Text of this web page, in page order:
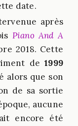
date.
après
Piano And A
2018. Cette
de1999
alors que son
de sa sortie
aucune
encore été